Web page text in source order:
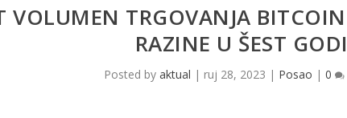
VOLUMEN TRGOVANJA
RAZINE U ŠEST
Posted byaktual | ruj 28, 2023 | Posao |0